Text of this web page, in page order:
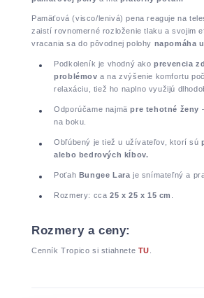
Pamäťová (visco/lenivá) pena reaguje na
zaistí rovnomerné rozloženie tlaku a svojim
vracania sa do pôvodnej polohy napomáha
Podkoleník je vhodný akoprevencia
problémov a na zvýšenie komfortu
relaxáciu, tiež ho naplno využijú
Odporúčame najmäpre tehotné ženy
na boku.
Obľúbený je tiež u užívateľov, ktorí sú
alebo bedrových kĺbov.
Poťah Bungee Lara je snímateľný a
Rozmery: cca 25 x 25 x 15 cm
Rozmery a ceny:
Cenník Tropico si stiahnete TU.